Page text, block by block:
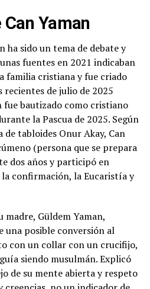
Yaman
ha sido un tema de debate y
fuentes en 2021 indicaban
familia cristiana y fue criado
recientes de julio de 2025
fue bautizado como cristiano
la Pascua de 2025. Según
tabloides Onur Akay, Can
(persona que se prepara
dos años y participó en
confirmación, la Eucaristía y
madre, Güldem Yaman,
una posible conversión al
con un collar con un crucifijo,
siendo musulmán. Explicó
de su mente abierta y respeto